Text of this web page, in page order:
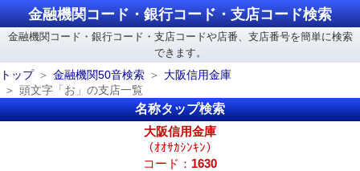
金融機関コード・銀行コード・支店コード検索
金融機関コード・銀行コード・支店コードや店番、支店番号を簡単に検索
できます。
トップ
金融機関50音検索
大阪信用金庫
頭文字「お」の支店一覧
名称タップ検索
大阪信用金庫
（ｵｵｻｶｼﾝｷﾝ）
コード： 1630